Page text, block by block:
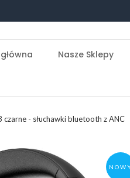
Nasze Sklepy
czarne - słuchawki bluetooth z ANC